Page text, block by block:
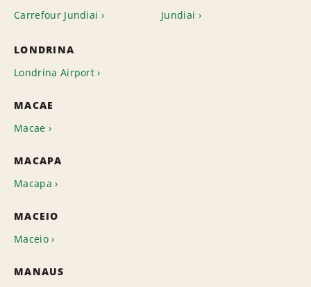
Carrefour Jundiai Jundiai
LONDRINA
Londrina Airport
MACAE
Macae
MACAPA
Macapa
MACEIO
Maceio
MANAUS